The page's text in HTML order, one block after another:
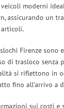
moderni
assicurando un
Firenze sono
di trasloco senza
si riflettono in
fino all’arrivo a
sui costi e